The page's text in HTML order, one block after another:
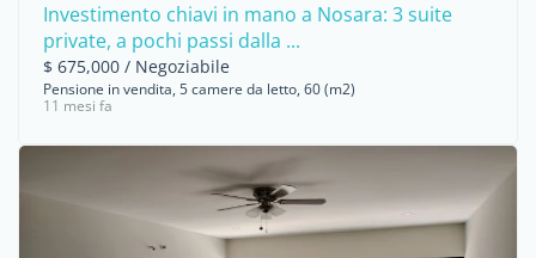
Investimento chiavi in mano a Nosara: 3 suite
private, a pochi passi dalla ...
$ 675,000 / Negoziabile
Pensione in vendita, 5 camere da letto, 60 (m2)
11 mesi fa